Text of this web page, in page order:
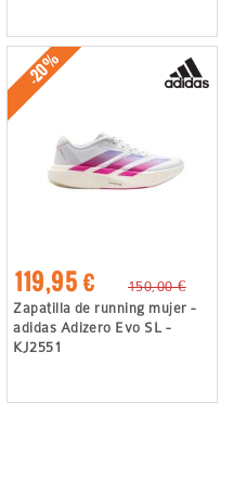
-20%
119,95 €
150,00 €
Zapatilla de running mujer -
adidas Adizero Evo SL -
KJ2551